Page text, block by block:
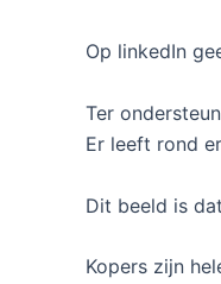
Op linkedIn
Ter
Er leeft rond
Dit beeld is
Kopers zijn